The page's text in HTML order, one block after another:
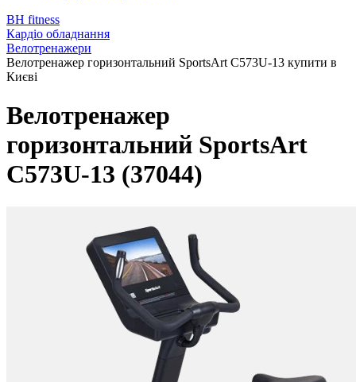
BH fitness
Кардіо обладнання
Велотренажери
Велотренажер горизонтальний SportsArt C573U-13 купити в
Києві
Велотренажер
горизонтальний SportsArt
C573U-13 (37044)